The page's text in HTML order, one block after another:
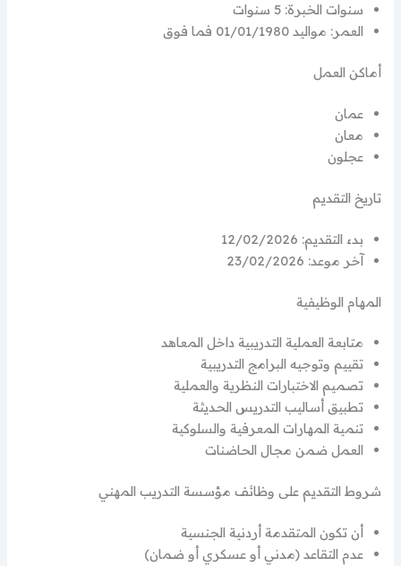
سنوات الخبرة: 5 سنوات
العمر: مواليد 01/01/1980 فما فوق
أماكن العمل
عمان
معان
عجلون
تاريخ التقديم
بدء التقديم: 12/02/2026
آخر موعد: 23/02/2026
المهام الوظيفية
متابعة العملية التدريبية داخل المعاهد
تقييم وتوجيه البرامج التدريبية
تصميم الاختبارات النظرية والعملية
تطبيق أساليب التدريس الحديثة
تنمية المهارات المعرفية والسلوكية
العمل ضمن مجال الحاضنات
شروط التقديم على وظائف مؤسسة التدريب المهني
أن تكون المتقدمة أردنية الجنسية
عدم التقاعد (مدني أو عسكري أو ضمان)